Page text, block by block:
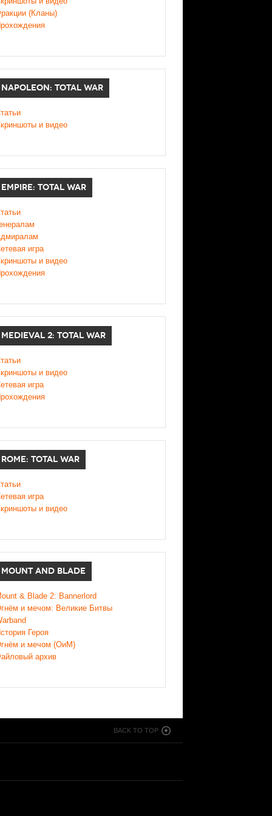
(Кланы)
NAPOLEON: TOTAL WAR
и видео
EMPIRE: TOTAL WAR
игра
и видео
MEDIEVAL 2: TOTAL WAR
и видео
игра
ROME: TOTAL WAR
игра
и видео
MOUNT AND BLADE
& Blade 2: Bannerlord
и мечом: Великие Битвы
Героя
и мечом (ОиМ)
архив
BACK TO TOP